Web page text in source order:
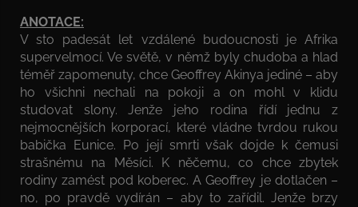
ANOTACE:
V sto padesát let vzdálené budoucnosti je Afrika
supervelmocí. Ve světě, v němž byly chudoba a hlad
téměř zapomenuty, chce Geoffrey Akinya jediné – aby
ho všichni nechali na pokoji a on mohl v klidu
studovat slony. Jenže jeho rodina řídí jednu z
nejmocnějších korporací, které vládne tvrdou rukou
babička Eunice. Po její smrti však dojde k čemusi
strašnému na Měsíci. K něčemu, co chce zbytek
rodiny zamést pod koberec. A Geoffrey je dotlačen –
no, po pravdě vydírán – aby to zařídil. Jenže brzy